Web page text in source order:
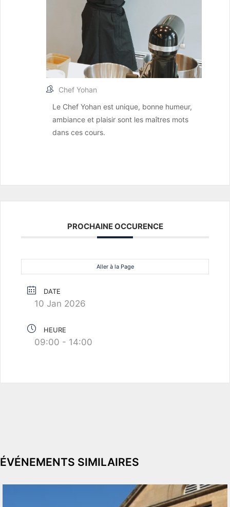
Chef Yohan
Le Chef Yohan est unique, bonne humeur,
ambiance et plaisir sont les maîtres mots
dans ces cours.
PROCHAINE OCCURENCE
Aller à la Page
DATE
10 Jan 2026
HEURE
09:00 - 14:00
ÉVÉNEMENTS SIMILAIRES